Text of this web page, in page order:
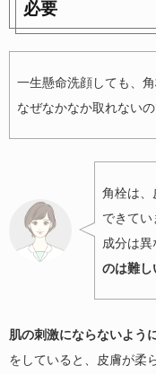
必要
一生懸命洗顔しても、
なぜなかなか取れない
角栓は、
できて
成分は異
のは難し
肌の刺激にならないよう
をしていると、皮膚が柔